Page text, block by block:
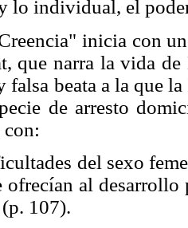
lo individual, el
inicia con
que narra la vida de
falsa beata a la que
de arresto
con:
del sexo
ofrecían al desarrollo
107).